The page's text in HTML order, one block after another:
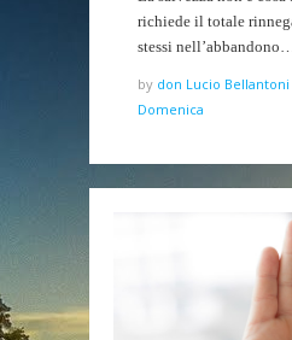
richiede il totale
stessi
by don Lucio Bellantoni
Domenica